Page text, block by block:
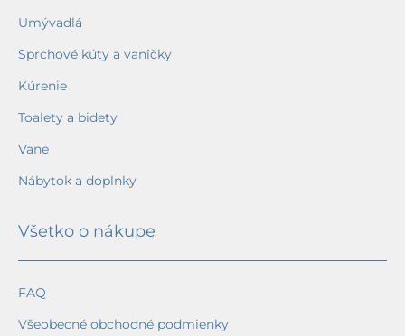
Umývadlá
Sprchové kúty a vaničky
Kúrenie
Toalety a bidety
Vane
Nábytok a doplnky
Všetko o nákupe
FAQ
Všeobecné obchodné podmienky